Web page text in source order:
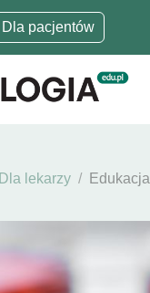
Dla pacjentów
Dla lekarzy Edukacja